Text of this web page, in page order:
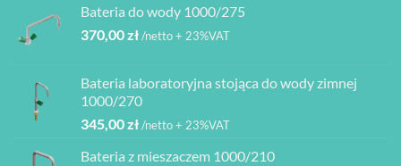
wynosiła:
480,00 zł.
wynosi:
399,00 zł.
Bateria do wody 1000/275
370,00zł/netto + 23%VAT
Bateria laboratoryjna stojąca do wody zimnej
1000/270
345,00zł/netto + 23%VAT
Bateria z mieszaczem 1000/210